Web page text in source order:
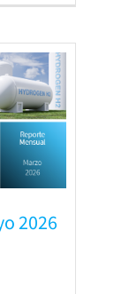
2026